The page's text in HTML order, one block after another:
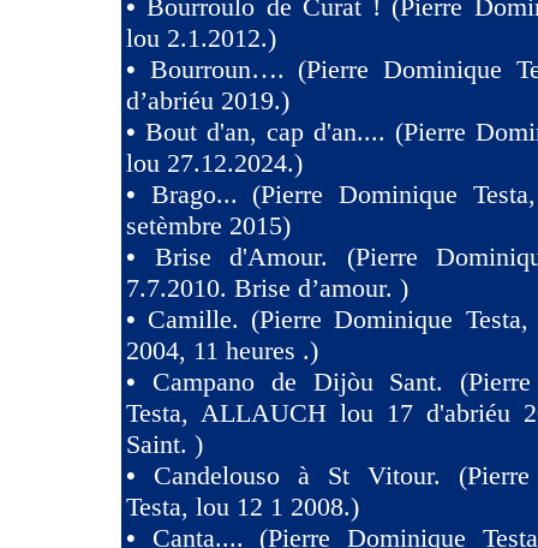
•Bourroulo de Curat ! (Pierre
lou 2.1.2012.)
• Bourroun…. (Pierre Dominique
d’abriéu 2019.)
• Bout d'an, cap d'an.... (Pierre
lou 27.12.2024.)
• Brago... (Pierre Dominique
setèmbre 2015)
• Brise d'Amour. (Pierre
7.7.2010. Brise d’amour. )
• Camille. (Pierre Dominique
2004, 11 heures .)
• Campano de Dijòu Sant.
Testa, ALLAUCH lou 17 d'abriéu
Saint. )
• Candelouso à St Vitour. (Pierre
Testa, lou 12 1 2008.)
• Canta.... (Pierre Dominique